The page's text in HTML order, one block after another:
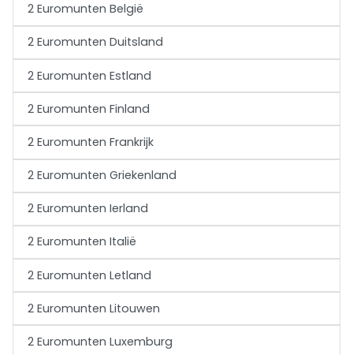
2 Euromunten België
2 Euromunten Duitsland
2 Euromunten Estland
2 Euromunten Finland
2 Euromunten Frankrijk
2 Euromunten Griekenland
2 Euromunten Ierland
2 Euromunten Italië
2 Euromunten Letland
2 Euromunten Litouwen
2 Euromunten Luxemburg